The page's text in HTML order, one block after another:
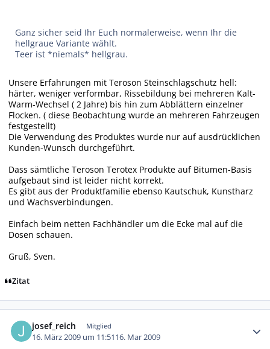
Ganz sicher seid Ihr Euch normalerweise, wenn Ihr die
hellgraue Variante wählt.
Teer ist *niemals* hellgrau.
Unsere Erfahrungen mit Teroson Steinschlagschutz hell:
härter, weniger verformbar, Rissebildung bei mehreren Kalt-
Warm-Wechsel ( 2 Jahre) bis hin zum Abblättern einzelner
Flocken. ( diese Beobachtung wurde an mehreren Fahrzeugen
festgestellt)
Die Verwendung des Produktes wurde nur auf ausdrücklichen
Kunden-Wunsch durchgeführt.
Dass sämtliche Teroson Terotex Produkte auf Bitumen-Basis
aufgebaut sind ist leider nicht korrekt.
Es gibt aus der Produktfamilie ebenso Kautschuk, Kunstharz
und Wachsverbindungen.
Einfach beim netten Fachhändler um die Ecke mal auf die
Dosen schauen.
Gruß, Sven.
Zitat
josef_reich Mitglied
16. März 2009 um 11:5116. Mar 2009